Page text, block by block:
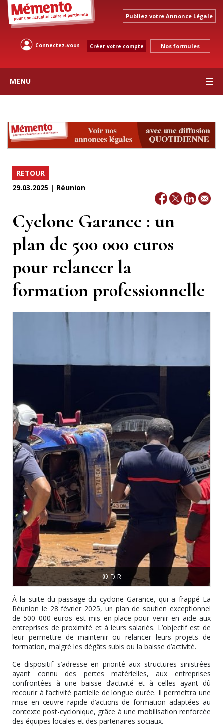
Publiez votre Annonce Légale
Connectez-vous Créer votre compte Nos formules
MENU
RETOUR
29.03.2025 | Réunion
Cyclone Garance : un
plan de 500 000 euros
pour relancer la
formation professionnelle
© D.R
À la suite du passage du cyclone Garance, qui a frappé La
Réunion le 28 février 2025, un plan de soutien exceptionnel
de 500 000 euros est mis en place pour venir en aide aux
entreprises de proximité et à leurs salariés. L’objectif est de
leur permettre de maintenir ou relancer leurs projets de
formation, malgré les dégâts subis ou la baisse d’activité.
Ce dispositif s’adresse en priorité aux structures sinistrées
ayant connu des pertes matérielles, aux entreprises
confrontées à une baisse d’activité et à celles ayant dû
recourir à l’activité partielle de longue durée. Il permettra une
mise en œuvre rapide d’actions de formation adaptées au
contexte post-cyclonique, grâce à une mobilisation renforcée
des équipes locales et des partenaires sociaux.